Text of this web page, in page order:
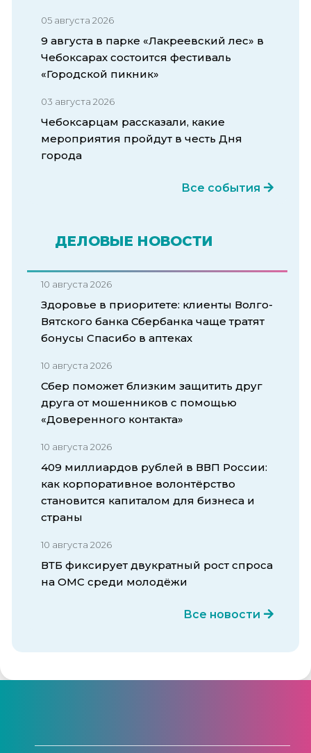
05 августа 2026
9 августа в парке «Лакреевский лес» в
Чебоксарах состоится фестиваль
«Городской пикник»
03 августа 2026
Чебоксарцам рассказали, какие
мероприятия пройдут в честь Дня
города
Все события
ДЕЛОВЫЕ НОВОСТИ
10 августа 2026
Здоровье в приоритете: клиенты Волго-
Вятского банка Сбербанка чаще тратят
бонусы Спасибо в аптеках
10 августа 2026
Сбер поможет близким защитить друг
друга от мошенников с помощью
«Доверенного контакта»
10 августа 2026
409 миллиардов рублей в ВВП России:
как корпоративное волонтёрство
становится капиталом для бизнеса и
страны
10 августа 2026
ВТБ фиксирует двукратный рост спроса
на ОМС среди молодёжи
Все новости